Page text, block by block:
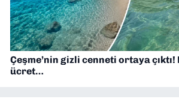
Çeşme’nin gizli cenneti ortaya
ücret…